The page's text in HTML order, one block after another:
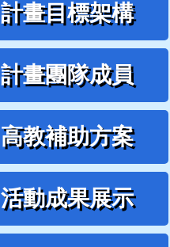
計畫目標架構
計畫團隊成員
高教補助方案
活動成果展示